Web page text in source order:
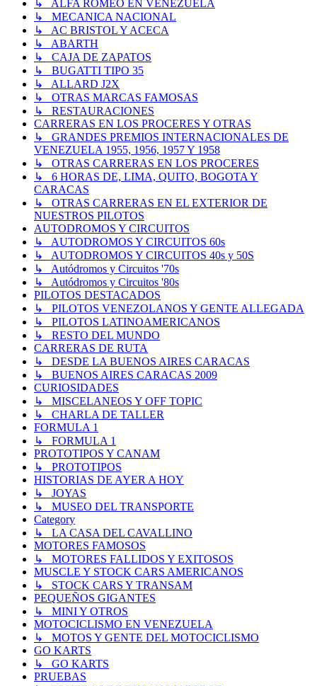
↳ ALFA ROMEO EN VENEZUELA
↳ MECANICA NACIONAL
↳ AC BRISTOL Y ACECA
↳ ABARTH
↳ CAJA DE ZAPATOS
↳ BUGATTI TIPO 35
↳ ALLARD J2X
↳ OTRAS MARCAS FAMOSAS
↳ RESTAURACIONES
CARRERAS EN LOS PROCERES Y OTRAS
↳ GRANDES PREMIOS INTERNACIONALES DE
VENEZUELA 1955, 1956, 1957 Y 1958
↳ OTRAS CARRERAS EN LOS PROCERES
↳ 6 HORAS DE, LIMA, QUITO, BOGOTA Y
CARACAS
↳ OTRAS CARRERAS EN EL EXTERIOR DE
NUESTROS PILOTOS
AUTODROMOS Y CIRCUITOS
↳ AUTODROMOS Y CIRCUITOS 60s
↳ AUTODROMOS Y CIRCUITOS 40s y 50S
↳ Autódromos y Circuitos '70s
↳ Autódromos y Circuitos '80s
PILOTOS DESTACADOS
↳ PILOTOS VENEZOLANOS Y GENTE ALLEGADA
↳ PILOTOS LATINOAMERICANOS
↳ RESTO DEL MUNDO
CARRERAS DE RUTA
↳ DESDE LA BUENOS AIRES CARACAS
↳ BUENOS AIRES CARACAS 2009
CURIOSIDADES
↳ MISCELANEOS Y OFF TOPIC
↳ CHARLA DE TALLER
FORMULA 1
↳ FORMULA 1
PROTOTIPOS Y CANAM
↳ PROTOTIPOS
HISTORIAS DE AYER A HOY
↳ JOYAS
↳ MUSEO DEL TRANSPORTE
Category
↳ LA CASA DEL CAVALLINO
MOTORES FAMOSOS
↳ MOTORES FALLIDOS Y EXITOSOS
MUSCLE Y STOCK CARS AMERICANOS
↳ STOCK CARS Y TRANSAM
PEQUEÑOS GIGANTES
↳ MINI Y OTROS
MOTOCICLISMO EN VENEZUELA
↳ MOTOS Y GENTE DEL MOTOCICLISMO
GO KARTS
↳ GO KARTS
PRUEBAS